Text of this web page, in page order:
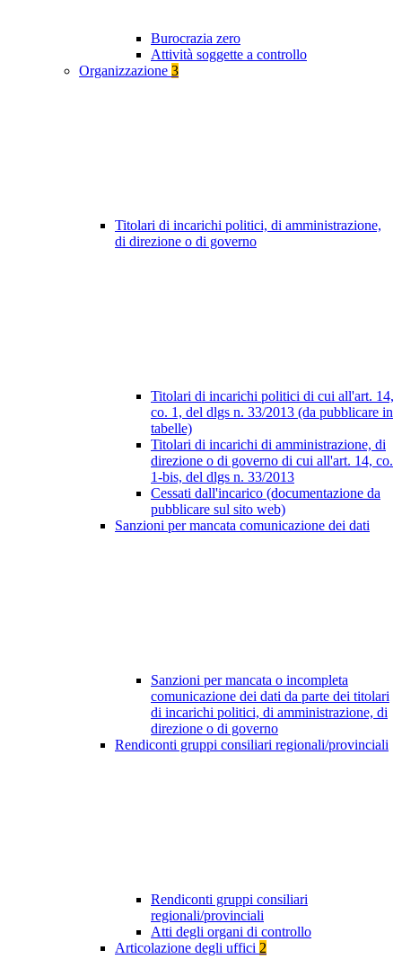
Burocrazia zero
Attività soggette a controllo
Organizzazione 3
Titolari di incarichi politici, di amministrazione,
di direzione o di governo
Titolari di incarichi politici di cui all'art. 14,
co. 1, del dlgs n. 33/2013 (da pubblicare in
tabelle)
Titolari di incarichi di amministrazione, di
direzione o di governo di cui all'art. 14, co.
1-bis, del dlgs n. 33/2013
Cessati dall'incarico (documentazione da
pubblicare sul sito web)
Sanzioni per mancata comunicazione dei dati
Sanzioni per mancata o incompleta
comunicazione dei dati da parte dei titolari
di incarichi politici, di amministrazione, di
direzione o di governo
Rendiconti gruppi consiliari regionali/provinciali
Rendiconti gruppi consiliari
regionali/provinciali
Atti degli organi di controllo
Articolazione degli uffici 2